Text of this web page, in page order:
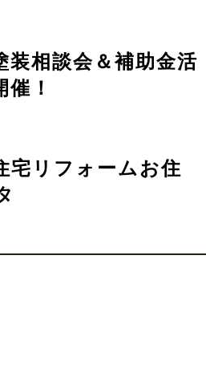
装相談会＆補助金活
！
宅リフォームお住